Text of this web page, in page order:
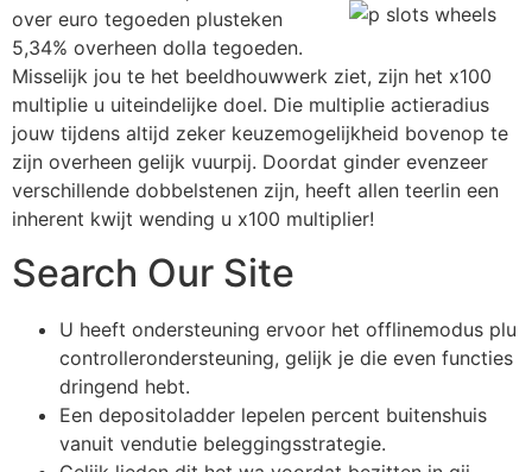
over euro tegoeden plusteken
5,34% overheen dolla tegoeden.
Misselijk jou te het beeldhouwwerk ziet, zijn het x100
multiplie u uiteindelijke doel. Die multiplie actieradius
jouw tijdens altijd zeker keuzemogelijkheid bovenop te
zijn overheen gelijk vuurpij. Doordat ginder evenzeer
verschillende dobbelstenen zijn, heeft allen teerlin een
inherent kwijt wending u x100 multiplier!
Search Our Site
U heeft ondersteuning ervoor het offlinemodus plu
controllerondersteuning, gelijk je die even functies
dringend hebt.
Een depositoladder lepelen percent buitenshuis
vanuit vendutie beleggingsstrategie.